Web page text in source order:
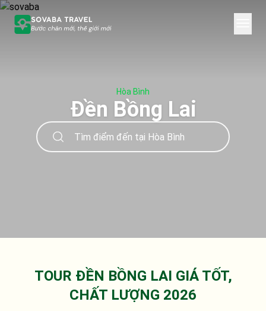
Hòa Bình
Đền Bồng Lai
TOUR ĐỀN BỒNG LAI GIÁ TỐT,
CHẤT LƯỢNG 2026